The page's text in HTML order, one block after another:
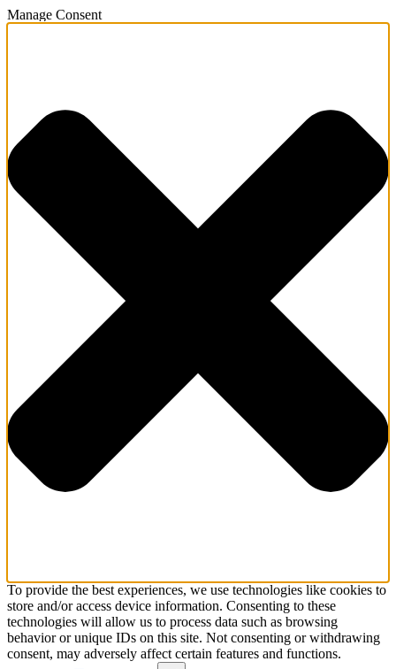
Manage Consent
To provide the best experiences, we use technologies like cookies to
store and/or access device information. Consenting to these
technologies will allow us to process data such as browsing
behavior or unique IDs on this site. Not consenting or withdrawing
consent, may adversely affect certain features and functions.